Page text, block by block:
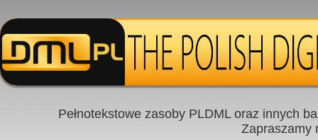
Pełnotekstowe zasoby PLDML oraz innych
Zapraszamy